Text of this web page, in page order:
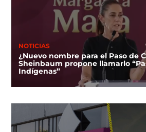
NOTICIAS
¿Nuevo nombre para el Paso de
Sheinbaum propone llamarlo
Indígenas”